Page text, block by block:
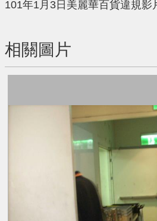
101年1月3日美麗華百貨違規影
相關圖片